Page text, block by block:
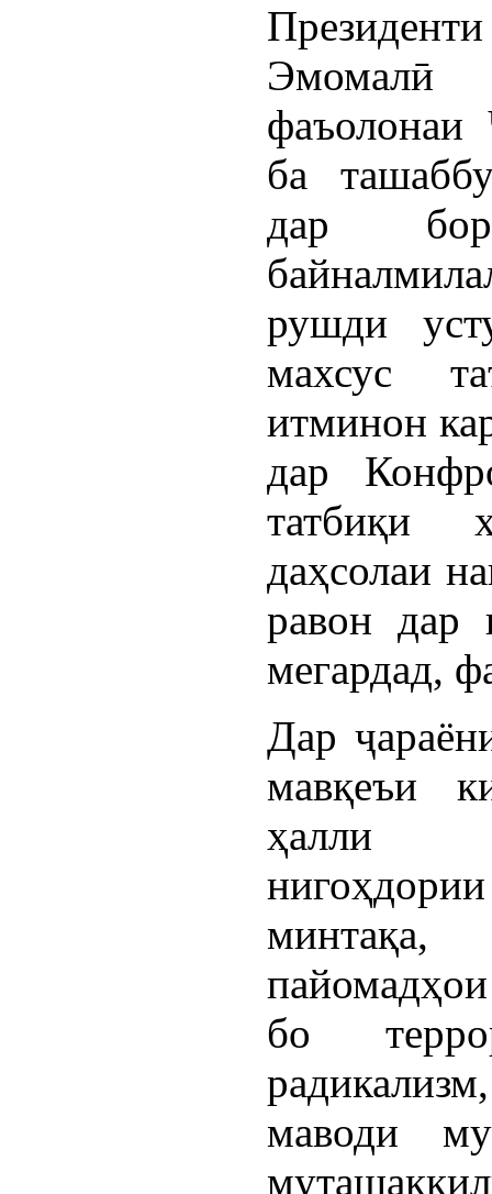
Эмомалӣ
ба
дар
рушди
махсус
итминон
дар
татбиқи
даҳсолаи
равон дар
мегардад,
Дар
мавқеъи
ҳалли
минтақа,
бо
маводи